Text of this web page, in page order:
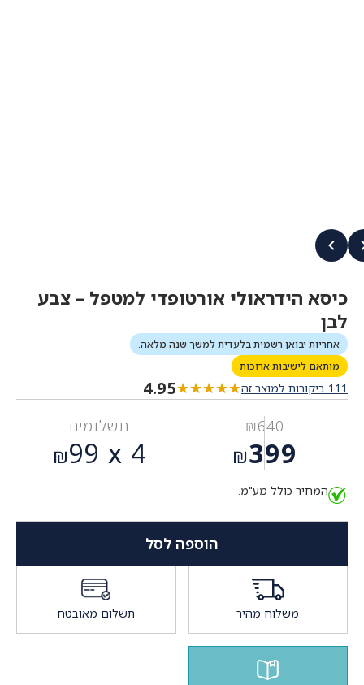
כיסא הידראולי אורטופדי למטפל – צבע
לבן
אחריות יבואן רשמית בלעדית למשך שנה מלאה.
מותאם לישיבות ארוכות
111 ביקורות למוצר זה ★★★★★
★★★★★
4.95
₪640
המחיר
המקורי
היה:
₪399
הנוכחי
הוא:
תשלומים
4 x
₪99
המחיר כולל מע"מ.
הוספה לסל
משלוח מהיר תשלום מאובטח